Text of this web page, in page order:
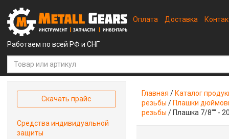
Работаем по всей РФ и СНГ
Оплата Доставка
Главная / Каталог
резьбы / Плашки
резьбы / Плашка 7/8"" -
Скачать прайс
Средства индивидуальной
защиты